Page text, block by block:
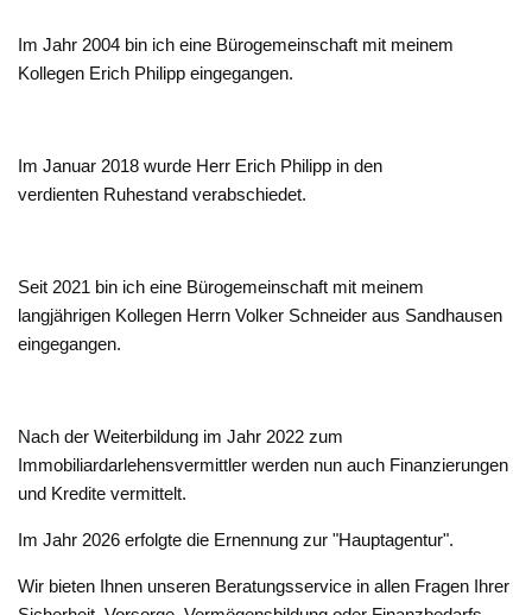
Im Jahr 2004 bin ich eine Bürogemeinschaft mit meinem
Kollegen Erich Philipp eingegangen.
Im Januar 2018 wurde Herr Erich Philipp in den
verdienten Ruhestand verabschiedet.
Seit 2021 bin ich eine Bürogemeinschaft mit meinem
langjährigen Kollegen Herrn Volker Schneider aus Sandhausen
eingegangen.
Nach der Weiterbildung im Jahr 2022 zum
Immobiliardarlehensvermittler werden nun auch Finanzierungen
und Kredite vermittelt.
Im Jahr 2026 erfolgte die Ernennung zur "Hauptagentur".
Wir bieten Ihnen unseren Beratungsservice in allen Fragen Ihrer